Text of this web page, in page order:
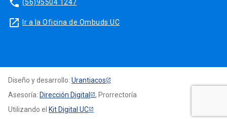
phone (56)95504 1247
launch Ir a la Oficina de Ombuds UC
Diseño y desarrollo: Urantiacos
Asesoría: Dirección Digital
, Prorrectoría
Utilizando el Kit Digital UC